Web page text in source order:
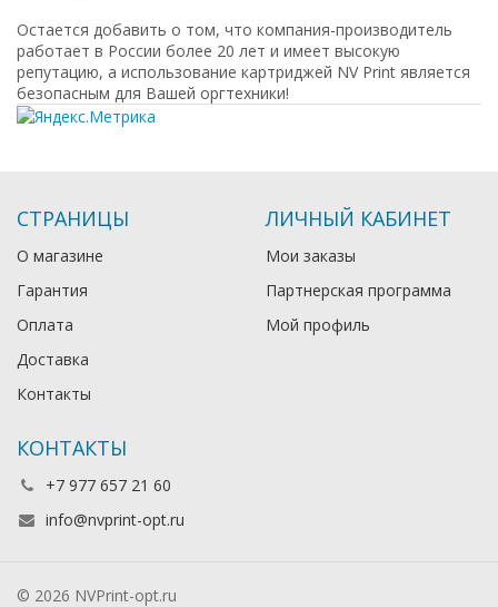
Остается добавить о том, что компания-производитель
работает в России более 20 лет и имеет высокую
репутацию, а использование картриджей NV Print является
безопасным для Вашей оргтехники!
СТРАНИЦЫ
О магазине
Гарантия
Оплата
Доставка
Контакты
ЛИЧНЫЙ КАБИНЕТ
Мои заказы
Партнерская программа
Мой профиль
КОНТАКТЫ
+7 977 657 21 60
info@nvprint-opt.ru
© 2026 NVPrint-opt.ru